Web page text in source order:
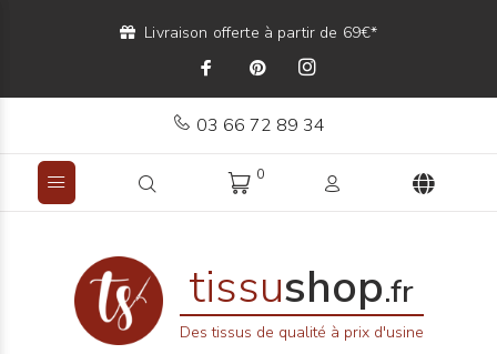
Livraison offerte à partir de 69€*
03 66 72 89 34
0
tissushop.fr
Des tissus de qualité à prix d'usine